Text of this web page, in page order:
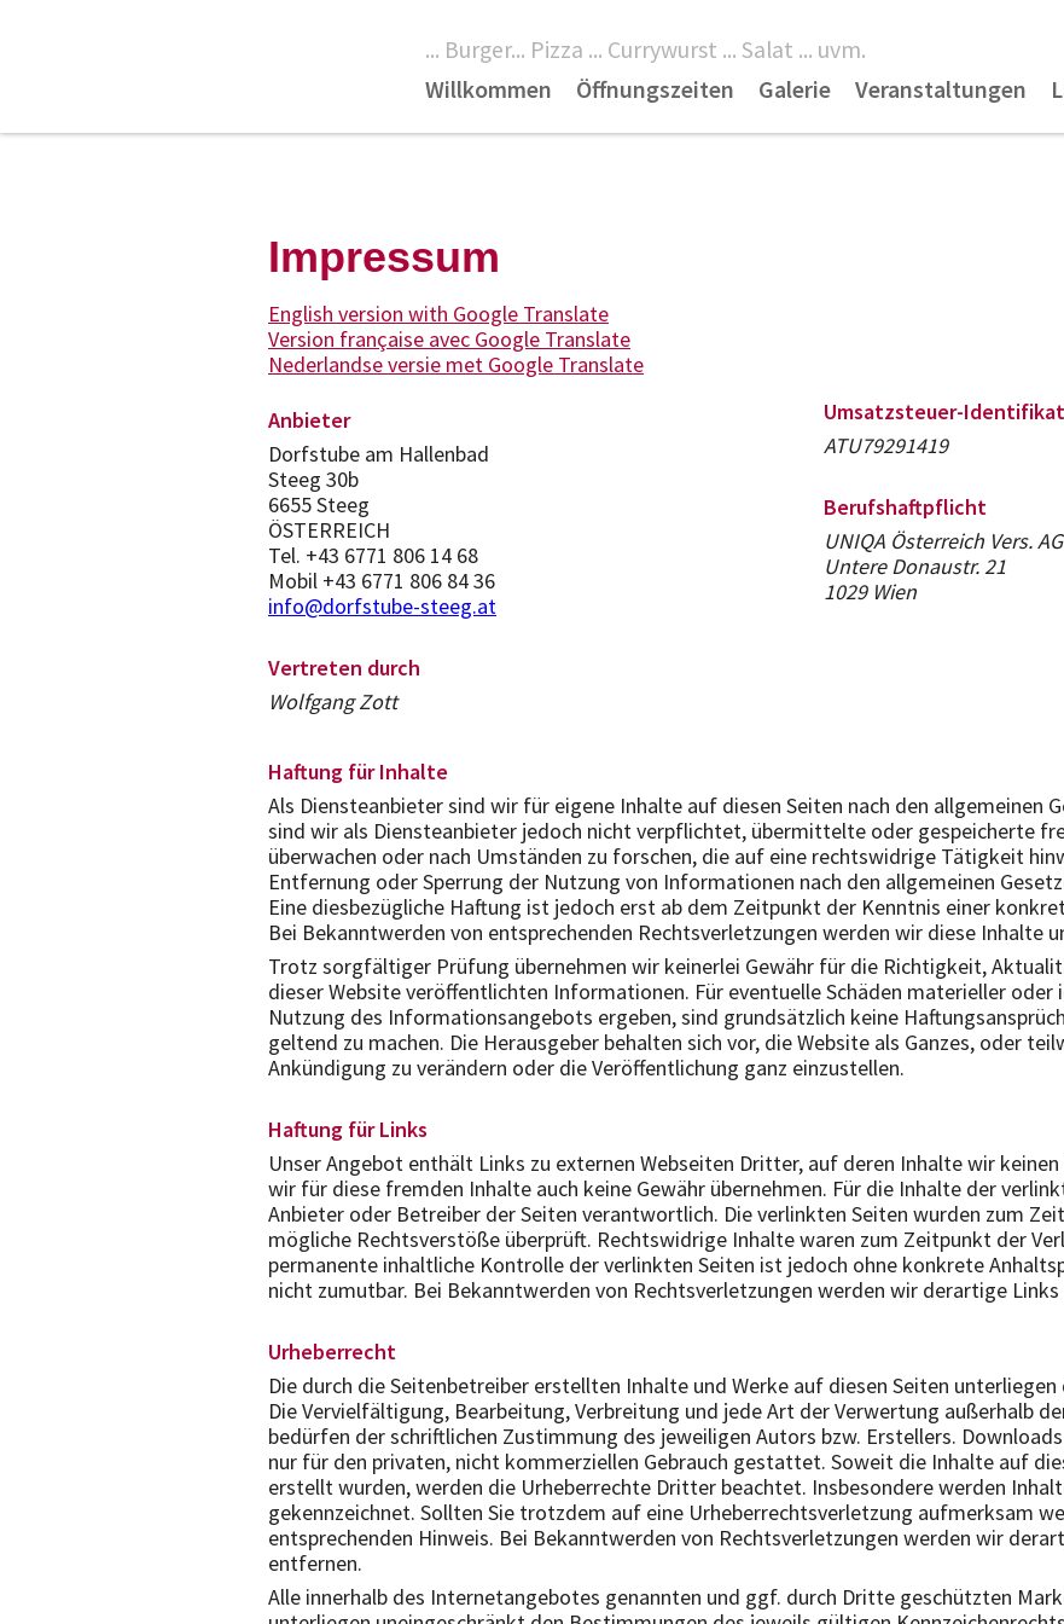
... Burger... Pizza ... Currywurst ... Salat ... uvm.
Willkommen
Öffnungszeiten Galerie Veranstaltungen
Impressum
English version with Google Translate
Version française avec Google Translate
Nederlandse versie met Google Translate
Anbieter
Dorfstube am Hallenbad
Steeg 30b
6655 Steeg
ÖSTERREICH
Tel. +43 6771 806 14 68
Mobil +43 6771 806 84 36
info@dorfstube-steeg.at
Vertreten durch
Wolfgang Zott
Umsatzsteuer-
ATU79291419
Berufshaftpflicht
UNIQA Österreich Vers. AG
Untere Donaustr. 21
1029 Wien
Haftung für Inhalte
Als Diensteanbieter sind wir für eigene Inhalte auf diesen Seiten nach den allgemeinen
sind wir als Diensteanbieter jedoch nicht verpflichtet, übermittelte oder gespeicherte
überwachen oder nach Umständen zu forschen, die auf eine rechtswidrige Tätigkeit
Entfernung oder Sperrung der Nutzung von Informationen nach den allgemeinen
Eine diesbezügliche Haftung ist jedoch erst ab dem Zeitpunkt der Kenntnis einer
Bei Bekanntwerden von entsprechenden Rechtsverletzungen werden wir diese Inhalte
Trotz sorgfältiger Prüfung übernehmen wir keinerlei Gewähr für die Richtigkeit,
dieser Website veröffentlichten Informationen. Für eventuelle Schäden materieller oder
Nutzung des Informationsangebots ergeben, sind grundsätzlich keine
geltend zu machen. Die Herausgeber behalten sich vor, die Website als Ganzes, oder
Ankündigung zu verändern oder die Veröffentlichung ganz einzustellen.
Haftung für Links
Unser Angebot enthält Links zu externen Webseiten Dritter, auf deren Inhalte wir keinen
wir für diese fremden Inhalte auch keine Gewähr übernehmen. Für die Inhalte der
Anbieter oder Betreiber der Seiten verantwortlich. Die verlinkten Seiten wurden zum
mögliche Rechtsverstöße überprüft. Rechtswidrige Inhalte waren zum Zeitpunkt der
permanente inhaltliche Kontrolle der verlinkten Seiten ist jedoch ohne konkrete
nicht zumutbar. Bei Bekanntwerden von Rechtsverletzungen werden wir derartige
Urheberrecht
Die durch die Seitenbetreiber erstellten Inhalte und Werke auf diesen Seiten
Die Vervielfältigung, Bearbeitung, Verbreitung und jede Art der Verwertung außerhalb
bedürfen der schriftlichen Zustimmung des jeweiligen Autors bzw. Erstellers.
nur für den privaten, nicht kommerziellen Gebrauch gestattet. Soweit die Inhalte auf
erstellt wurden, werden die Urheberrechte Dritter beachtet. Insbesondere werden
gekennzeichnet. Sollten Sie trotzdem auf eine Urheberrechtsverletzung aufmerksam
entsprechenden Hinweis. Bei Bekanntwerden von Rechtsverletzungen werden wir
entfernen.
Alle innerhalb des Internetangebotes genannten und ggf. durch Dritte geschützten